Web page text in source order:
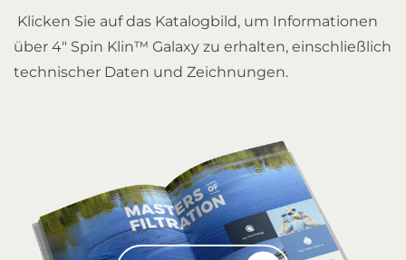
Klicken Sie auf das Katalogbild, um Informationen
über 4" Spin Klin™ Galaxy zu erhalten, einschließlich
technischer Daten und Zeichnungen.